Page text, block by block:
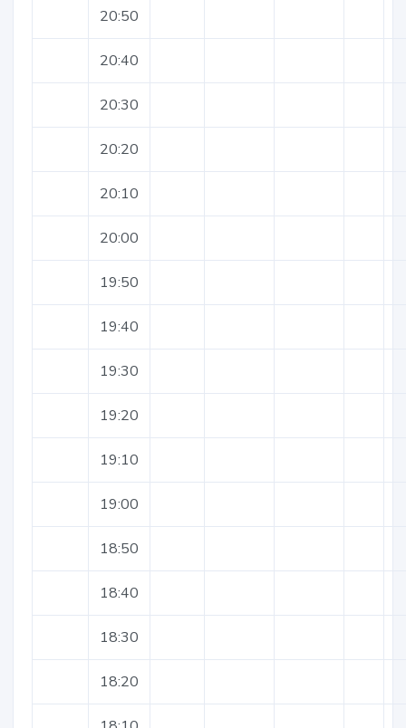
20:50
20:40
20:30
20:20
20:10
20:00
19:50
19:40
19:30
19:20
19:10
19:00
18:50
18:40
18:30
18:20